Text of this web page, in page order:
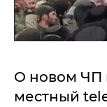
О новом ЧП
местный